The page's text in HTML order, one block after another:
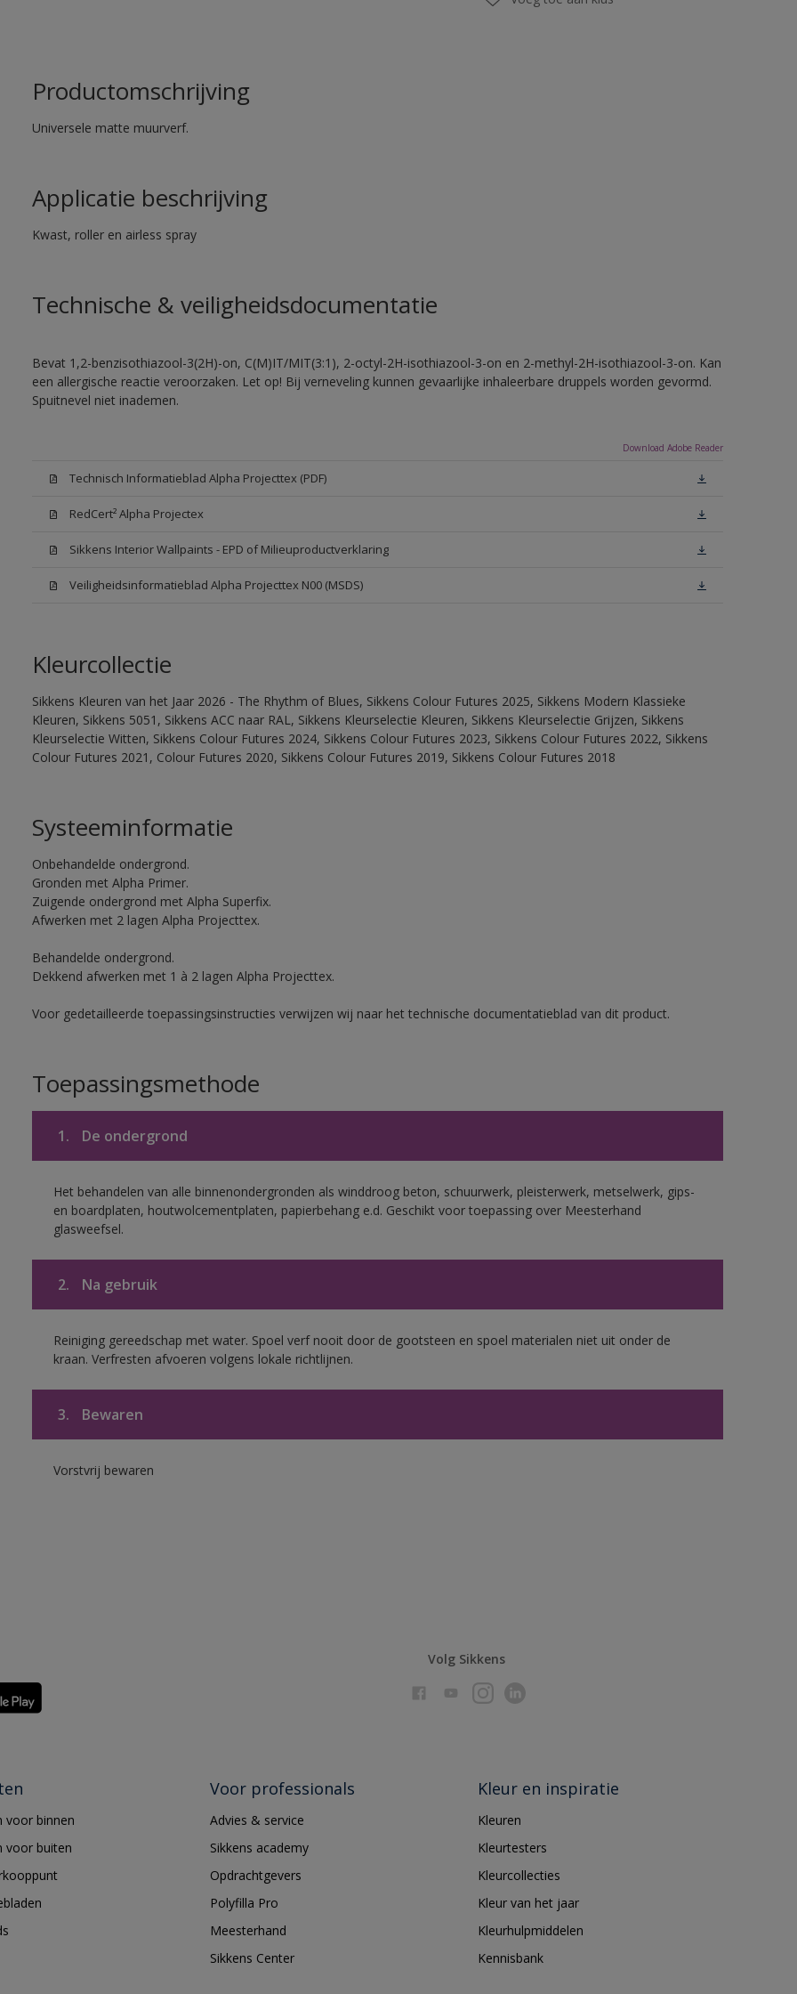
Productomschrijving
Universele matte muurverf.
Applicatie beschrijving
Kwast, roller en airless spray
Technische & veiligheidsdocumentatie
Bevat 1,2-benzisothiazool-3(2H)-on, C(M)IT/MIT(3:1), 2-octyl-2H-isothiazool-3-on en 2-methyl-2H-isothiazool-3-on. Kan
een allergische reactie veroorzaken. Let op! Bij verneveling kunnen gevaarlijke inhaleerbare druppels worden gevormd.
Spuitnevel niet inademen.
Download Adobe Reader
Technisch Informatieblad Alpha Projecttex (PDF)
RedCert² Alpha Projectex
Sikkens Interior Wallpaints - EPD of Milieuproductverklaring
Veiligheidsinformatieblad Alpha Projecttex N00 (MSDS)
Kleurcollectie
Sikkens Kleuren van het Jaar 2026 - The Rhythm of Blues, Sikkens Colour Futures 2025, Sikkens Modern Klassieke
Kleuren, Sikkens 5051, Sikkens ACC naar RAL, Sikkens Kleurselectie Kleuren, Sikkens Kleurselectie Grijzen, Sikkens
Kleurselectie Witten, Sikkens Colour Futures 2024, Sikkens Colour Futures 2023, Sikkens Colour Futures 2022, Sikkens
Colour Futures 2021, Colour Futures 2020, Sikkens Colour Futures 2019, Sikkens Colour Futures 2018
Systeeminformatie
Onbehandelde ondergrond.
Gronden met Alpha Primer.
Zuigende ondergrond met Alpha Superfix.
Afwerken met 2 lagen Alpha Projecttex.
Behandelde ondergrond.
Dekkend afwerken met 1 à 2 lagen Alpha Projecttex.
Voor gedetailleerde toepassingsinstructies verwijzen wij naar het technische documentatieblad van dit product.
Toepassingsmethode
1. De ondergrond
Het behandelen van alle binnenondergronden als winddroog beton, schuurwerk, pleisterwerk, metselwerk, gips-
en boardplaten, houtwolcementplaten, papierbehang e.d. Geschikt voor toepassing over Meesterhand
glasweefsel.
2. Na gebruik
Reiniging gereedschap met water. Spoel verf nooit door de gootsteen en spoel materialen niet uit onder de
kraan. Verfresten afvoeren volgens lokale richtlijnen.
3. Bewaren
Vorstvrij bewaren
Volg Sikkens
voor binnen
voor buiten
Voor professionals
Advies & service
Sikkens academy
Opdrachtgevers
Polyfilla Pro
Meesterhand
Sikkens Center
Kleur en inspiratie
Kleuren
Kleurtesters
Kleurcollecties
Kleur van het jaar
Kleurhulpmiddelen
Kennisbank